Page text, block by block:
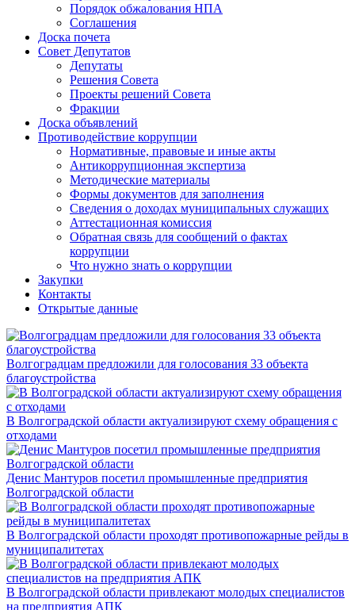
Порядок обжалования НПА
Соглашения
Доска почета
Совет Депутатов
Депутаты
Решения Совета
Проекты решений Совета
Фракции
Доска объявлений
Противодействие коррупции
Нормативные, правовые и иные акты
Антикоррупционная экспертиза
Методические материалы
Формы документов для заполнения
Сведения о доходах муниципальных служащих
Аттестационная комиссия
Обратная связь для сообщений о фактах
коррупции
Что нужно знать о коррупции
Закупки
Контакты
Открытые данные
Волгоградцам предложили для голосования 33 объекта
благоустройства
В Волгоградской области актуализируют схему обращения с
отходами
Денис Мантуров посетил промышленные предприятия
Волгоградской области
В Волгоградской области проходят противопожарные рейды в
муниципалитетах
В Волгоградской области привлекают молодых специалистов
на предприятия АПК